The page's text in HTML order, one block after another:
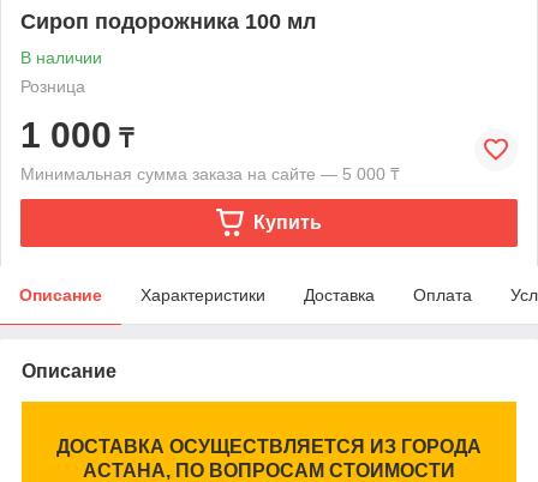
Сироп подорожника 100 мл
В наличии
Розница
1 000 ₸
Минимальная сумма заказа на сайте — 5 000 ₸
Купить
Описание Характеристики Доставка Оплата
Описание
ДОСТАВКА ОСУЩЕСТВЛЯЕТСЯ ИЗ ГОРОДА
АСТАНА, ПО ВОПРОСАМ СТОИМОСТИ